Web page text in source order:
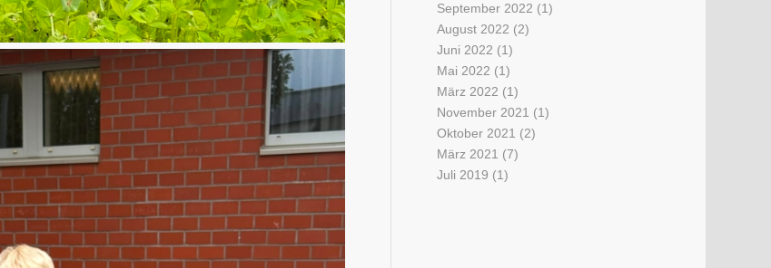
September 2022 (1)
August 2022 (2)
Juni 2022 (1)
Mai 2022 (1)
März 2022 (1)
November 2021 (1)
Oktober 2021 (2)
März 2021 (7)
Juli 2019 (1)